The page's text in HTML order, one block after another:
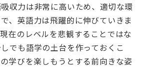
収力は非常に高いため、適切な環
、英語力は飛躍的に伸びていきま
在のレベルを悲観することではな
でも語学の土台を作っておくこ
学びを楽しもうとする前向きな姿